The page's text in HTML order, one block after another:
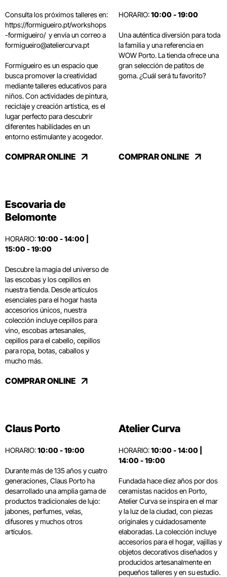
Consulta los próximos talleres en:
https://formigueiro.pt/workshops
-formigueiro/y envía un correo a
formigueiro@ateliercurva.pt
Formigueiro es un espacio que
busca promover la creatividad
mediante talleres educativos para
niños. Con actividades de pintura,
reciclaje y creación artística, es el
lugar perfecto para descubrir
diferentes habilidades en un
entorno estimulante y acogedor.
COMPRAR ONLINE
HORARIO:10:00 - 19:00
Una auténtica diversión para toda
la familia y una referencia en
WOW Porto. La tienda ofrece una
gran selección de patitos de
goma. ¿Cuál será tu favorito?
COMPRAR ONLINE
Escovaria de
Belomonte
HORARIO:10:00 - 14:00 |
15:00 - 19:00
Descubre la magia del universo de
las escobas y los cepillos en
nuestra tienda. Desde artículos
esenciales para el hogar hasta
accesorios únicos, nuestra
colección incluye cepillos para
vino, escobas artesanales,
cepillos para el cabello, cepillos
para ropa, botas, caballos y
mucho más.
COMPRAR ONLINE
Claus Porto
HORARIO:10:00 - 19:00
Durante más de 135 años y cuatro
generaciones, Claus Porto ha
desarrollado una amplia gama de
productos tradicionales de lujo:
jabones, perfumes, velas,
difusores y muchos otros
artículos.
Atelier Curva
HORARIO:10:00 - 14:00 |
14:00 - 19:00
Fundada hace diez años por dos
ceramistas nacidos en Porto,
Atelier Curva se inspira en el mar
y la luz de la ciudad, con piezas
originales y cuidadosamente
elaboradas. La colección incluye
accesorios para el hogar, vajillas y
objetos decorativos diseñados y
producidos artesanalmente en
pequeños talleres y en su estudio.